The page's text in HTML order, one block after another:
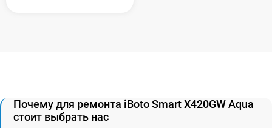
Почему для ремонта iBoto Smart Х420GW Aqua
стоит выбрать нас